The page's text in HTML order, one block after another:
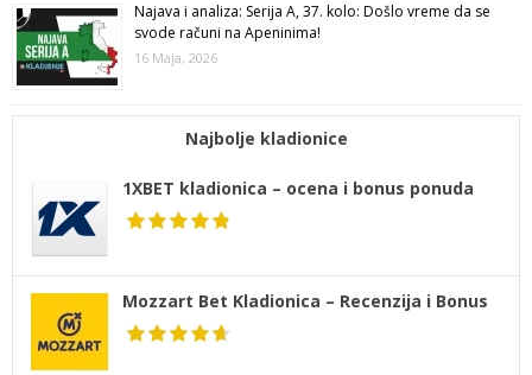
Najava i analiza: Serija A, 37. kolo: Došlo vreme da se
svode računi na Apeninima!
16 Maja, 2026
Najbolje kladionice
1XBET kladionica – ocena i bonus ponuda
Mozzart Bet Kladionica – Recenzija i Bonus